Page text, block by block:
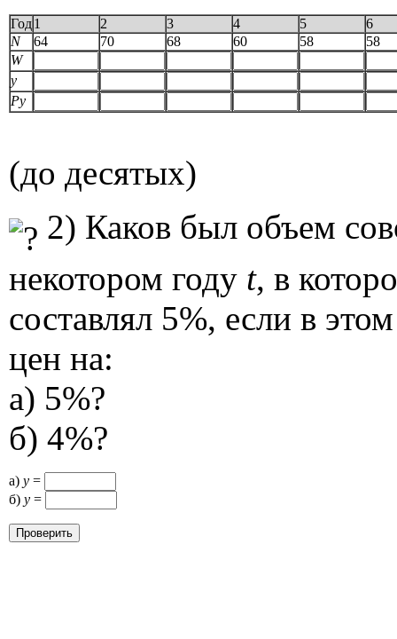
Год1 2 3 4 5
6
N
64 70 68 60 58
58
W
y
Py
(до десятых)
2) Каков был объем
некотором году t, в
составлял 5%, если в
цен на:
а) 5%?
б) 4%?
а) у =
б) у =